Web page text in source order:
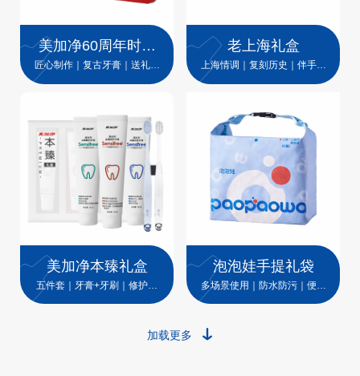
美加净60周年时空
铁盒
匠心制作｜复古牙膏｜送礼臻
老上海礼盒
上海情调｜复刻历史｜伴手礼
美加净本臻礼盒
五件套｜牙膏+牙刷｜修护抗
泡泡娃手提礼袋
多场景使用｜防水防污｜便携
加载更多